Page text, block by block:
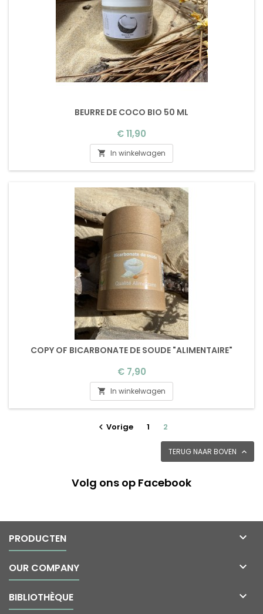
BEURRE DE COCO BIO 50 ML
Prijs
€ 11,90
 In winkelwagen
COPY OF BICARBONATE DE SOUDE "ALIMENTAIRE"
Prijs
€ 7,90
 In winkelwagen
 Vorige 1 2
TERUG NAAR BOVEN 
Volg ons op Facebook
PRODUCTEN 
OUR COMPANY 
BIBLIOTHÈQUE 